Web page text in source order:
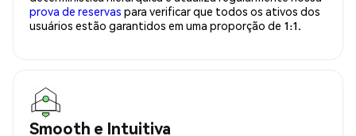
prova de reservas para verificar que todos os ativos dos
usuários estão garantidos em uma proporção de 1:1.
Smooth e Intuitiva